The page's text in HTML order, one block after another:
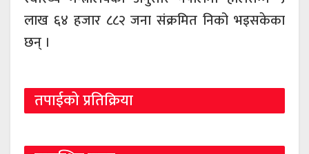
लाख ६४ हजार ८८२ जना संक्रमित निको भइसकेका
छन् ।
तपाईको प्रतिक्रिया